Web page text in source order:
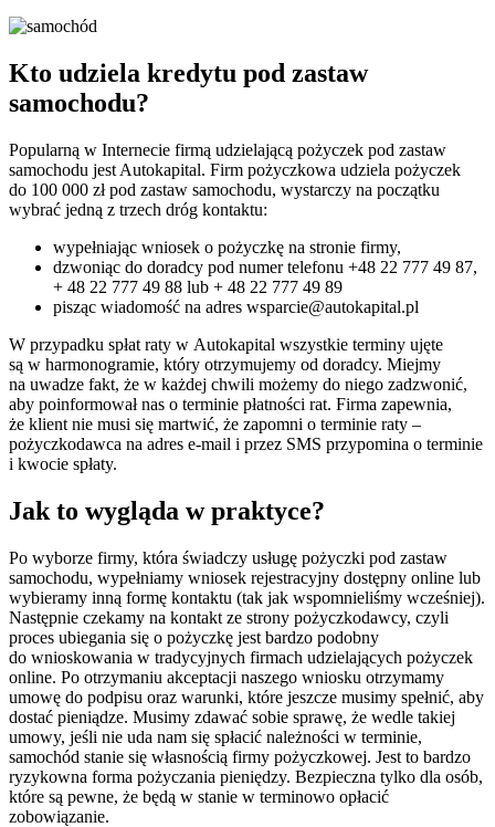
Kto udziela kredytu pod zastaw
samochodu?
Popularną w Internecie firmą udzielającą pożyczek pod zastaw
samochodu jest Autokapital. Firm pożyczkowa udziela pożyczek
do 100 000 zł pod zastaw samochodu, wystarczy na początku
wybrać jedną z trzech dróg kontaktu:
wypełniając wniosek o pożyczkę na stronie firmy,
dzwoniąc do doradcy pod numer telefonu +48 22 777 49 87,
+ 48 22 777 49 88 lub + 48 22 777 49 89
pisząc wiadomość na adres wsparcie@autokapital.pl
W przypadku spłat raty w Autokapital wszystkie terminy ujęte
są w harmonogramie, który otrzymujemy od doradcy. Miejmy
na uwadze fakt, że w każdej chwili możemy do niego zadzwonić,
aby poinformował nas o terminie płatności rat. Firma zapewnia,
że klient nie musi się martwić, że zapomni o terminie raty –
pożyczkodawca na adres e-mail i przez SMS przypomina o terminie
i kwocie spłaty.
Jak to wygląda w praktyce?
Po wyborze firmy, która świadczy usługę pożyczki pod zastaw
samochodu, wypełniamy wniosek rejestracyjny dostępny online lub
wybieramy inną formę kontaktu (tak jak wspomnieliśmy wcześniej).
Następnie czekamy na kontakt ze strony pożyczkodawcy, czyli
proces ubiegania się o pożyczkę jest bardzo podobny
do wnioskowania w tradycyjnych firmach udzielających pożyczek
online. Po otrzymaniu akceptacji naszego wniosku otrzymamy
umowę do podpisu oraz warunki, które jeszcze musimy spełnić, aby
dostać pieniądze. Musimy zdawać sobie sprawę, że wedle takiej
umowy, jeśli nie uda nam się spłacić należności w terminie,
samochód stanie się własnością firmy pożyczkowej. Jest to bardzo
ryzykowna forma pożyczania pieniędzy. Bezpieczna tylko dla osób,
które są pewne, że będą w stanie w terminowo opłacić
zobowiązanie.